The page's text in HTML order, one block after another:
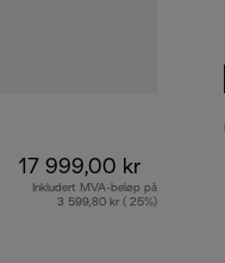
17 999,00 kr
Inkludert MVA-beløp på
3 599,80 kr ( 25%)